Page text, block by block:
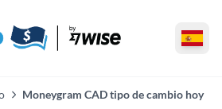
Moneygram CAD tipo de cambio hoy